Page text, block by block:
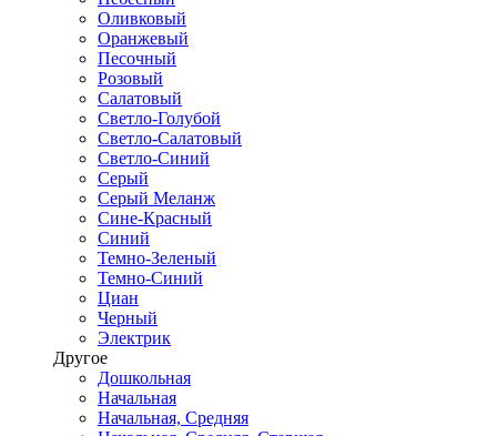
Оливковый
Оранжевый
Песочный
Розовый
Салатовый
Светло-Голубой
Светло-Салатовый
Светло-Синий
Серый
Серый Меланж
Сине-Красный
Синий
Темно-Зеленый
Темно-Синий
Циан
Черный
Электрик
Другое
Дошкольная
Начальная
Начальная, Средняя